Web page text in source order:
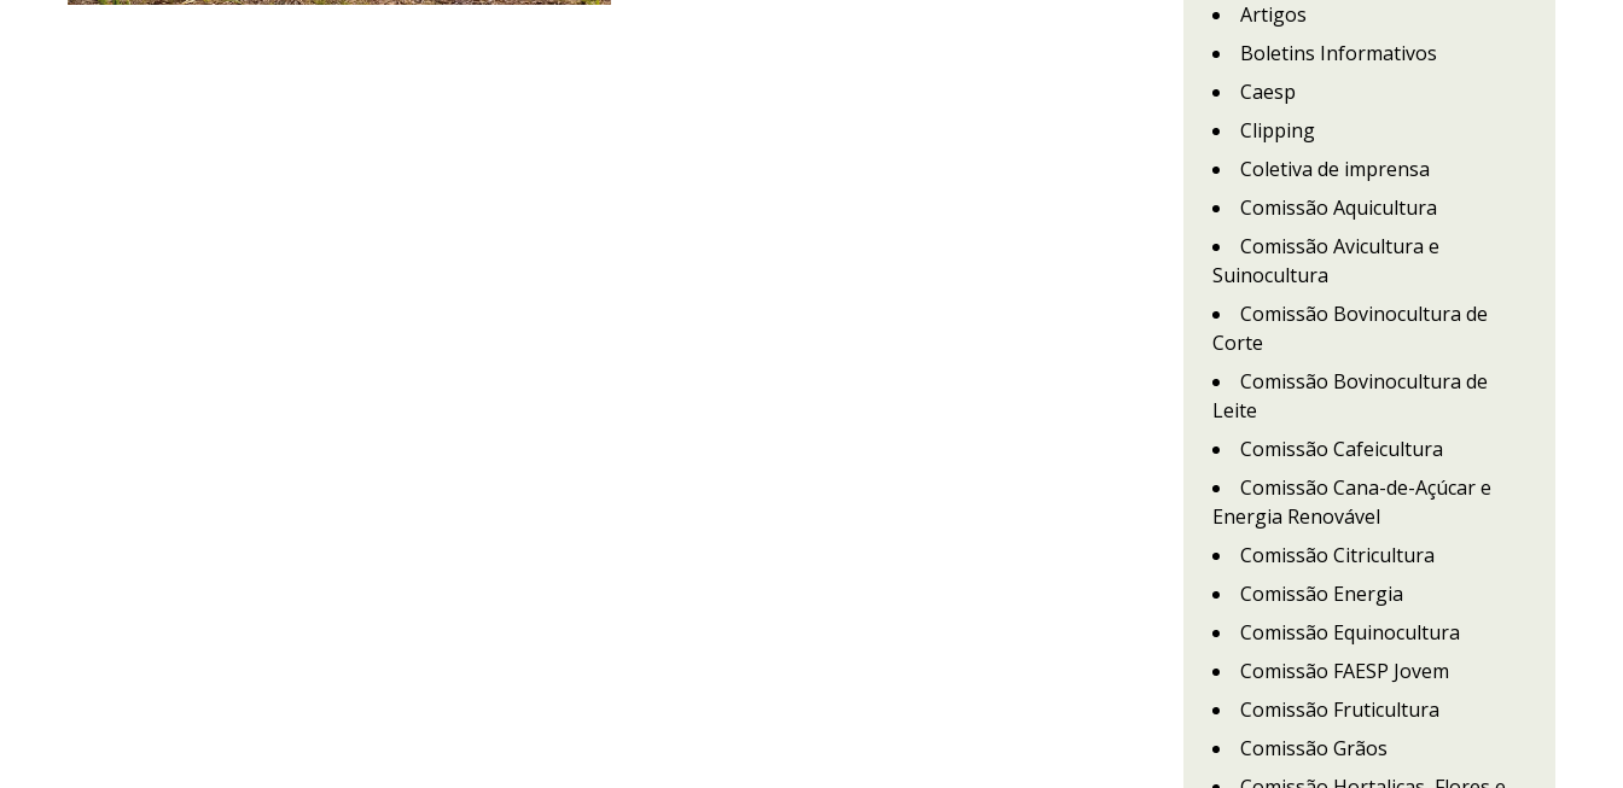
Artigos
Boletins Informativos
Caesp
Clipping
Coletiva de imprensa
Comissão Aquicultura
Comissão Avicultura e
Suinocultura
Comissão Bovinocultura de
Corte
Comissão Bovinocultura de
Leite
Comissão Cafeicultura
Comissão Cana-de-Açúcar e
Energia Renovável
Comissão Citricultura
Comissão Energia
Comissão Equinocultura
Comissão FAESP Jovem
Comissão Fruticultura
Comissão Grãos